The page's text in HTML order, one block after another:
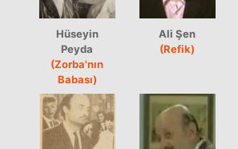
Hüseyin
Peyda
(Zorba'nın
Babası)
Ali Şen
(Refik)